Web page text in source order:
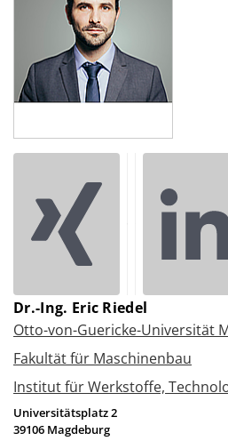
Dr.-Ing. Eric Riedel
Otto-von-Guericke-Universität
Fakultät für Maschinenbau
Institut für Werkstoffe,
Universitätsplatz 2
39106 Magdeburg